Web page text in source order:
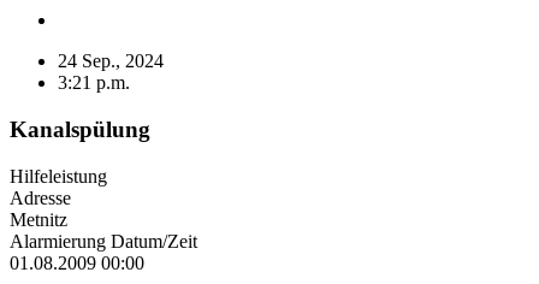
24 Sep., 2024
3:21 p.m.
Kanalspülung
Hilfeleistung
Adresse
Metnitz
Alarmierung Datum/Zeit
01.08.2009 00:00